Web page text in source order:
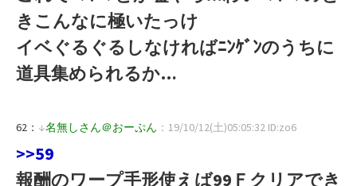
きこんなに極いたっけ
イベぐるぐるしなければﾆﾝｹﾞﾝのうちに
道具集められるか…
62： ↓名無しさん＠おーぷん ：19/10/12(土)05:05:32 ID:zo6
>>59
報酬のワープ手形使えば99Ｆクリアでき